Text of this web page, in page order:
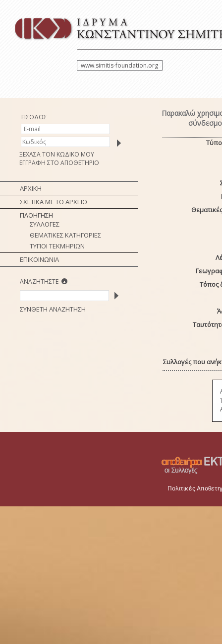
www.simitis-foundation.org
ΕΙΣΟΔΟΣ
ΞΕΧΑΣΑ ΤΟΝ ΚΩΔΙΚΟ ΜΟΥ
ΕΓΓΡΑΦΗ ΣΤΟ ΑΠΟΘΕΤΗΡΙΟ
ΑΡΧΙΚΗ
ΣΧΕΤΙΚΑ ΜΕ ΤΟ ΑΡΧΕΙΟ
ΠΛΟΗΓΗΣΗ
ΣΥΛΛΟΓΕΣ
ΘΕΜΑΤΙΚΕΣ ΚΑΤΗΓΟΡΙΕΣ
ΤΥΠΟΙ ΤΕΚΜΗΡΙΩΝ
ΕΠΙΚΟΙΝΩΝΙΑ
ΑΝΑΖΗΤΗΣΤΕ
ΣΥΝΘΕΤΗ ΑΝΑΖΗΤΗΣΗ
Παρακαλώ
Τόπος
Συλλογές που